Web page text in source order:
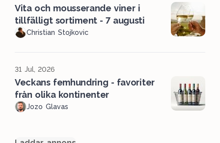
Vita och mousserande viner i
tillfälligt sortiment - 7 augusti
Christian Stojkovic
31 Jul, 2026
Veckans femhundring - favoriter
från olika kontinenter
Jozo Glavas